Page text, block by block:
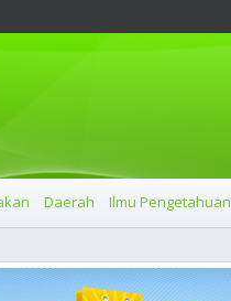
Daerah Ilmu Pengetahuan